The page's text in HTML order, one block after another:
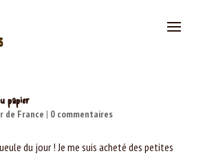
papier
de France | 0 commentaires
du jour ! Je me suis acheté des petites